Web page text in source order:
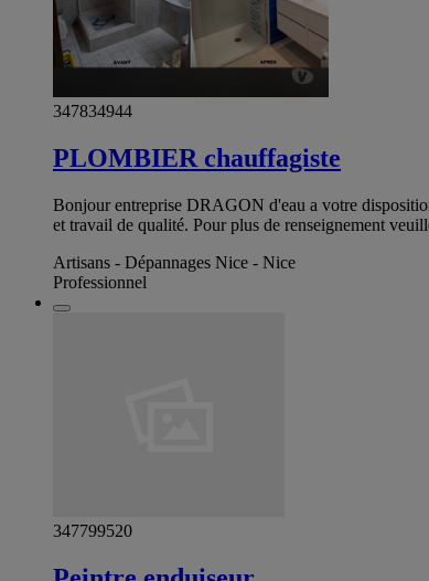
347834944
PLOMBIER chauffagiste
Bonjour entreprise DRAGON d'eau a votre
et travail de qualité. Pour plus de renseignement
Artisans - Dépannages Nice - Nice
Professionnel
347799520